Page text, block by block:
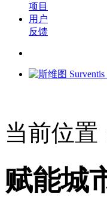
项目
用户
反馈
当前位置
赋能城